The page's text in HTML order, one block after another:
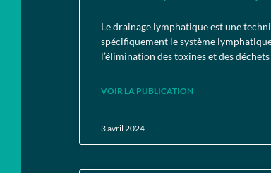
Le drainage lymphatique est une
spécifiquement le système
l’élimination des toxines et des déchets
VOIR LA PUBLICATION
3 avril 2024